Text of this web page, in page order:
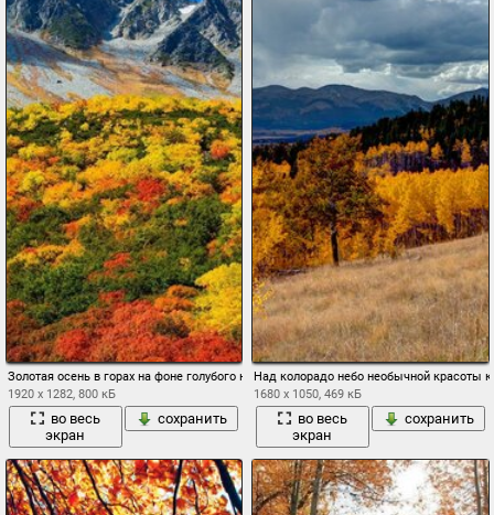
Золотая осень в горах на фоне голубого неба
1920 x 1282, 800 кБ
во весь
экран
сохранить
Над колорадо небо необычной красоты
1680 x 1050, 469 кБ
во весь
экран
сохранить